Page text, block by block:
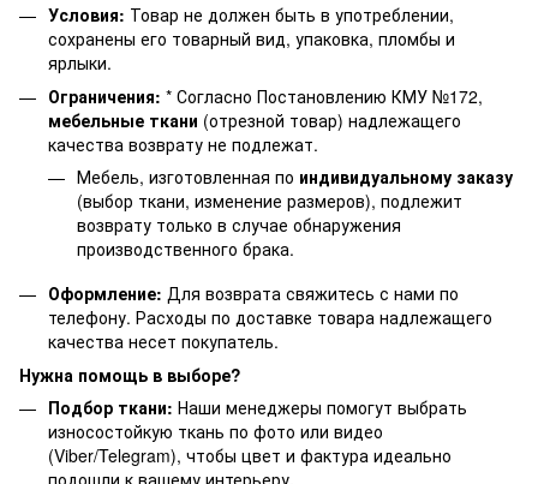
Условия: Товар не должен быть в употреблении,
сохранены его товарный вид, упаковка, пломбы и
ярлыки.
Ограничения: * Согласно Постановлению КМУ №172,
мебельные ткани (отрезной товар) надлежащего
качества возврату не подлежат.
Мебель, изготовленная по индивидуальному заказу
(выбор ткани, изменение размеров), подлежит
возврату только в случае обнаружения
производственного брака.
Оформление: Для возврата свяжитесь с нами по
телефону. Расходы по доставке товара надлежащего
качества несет покупатель.
Нужна помощь в выборе?
Подбор ткани: Наши менеджеры помогут выбрать
износостойкую ткань по фото или видео
(Viber/Telegram), чтобы цвет и фактура идеально